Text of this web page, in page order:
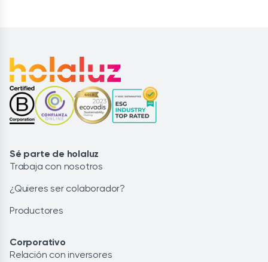
Sé parte de holaluz
Trabaja con nosotros
¿Quieres ser colaborador?
Productores
Corporativo
Relación con inversores